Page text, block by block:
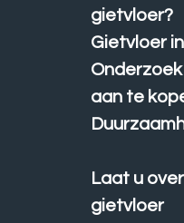
gietvloer?
Gietvloer
aan te
Laat u
gietvloer